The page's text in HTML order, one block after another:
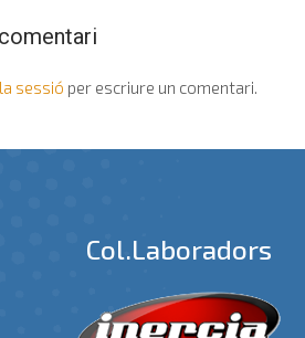
sessió per escriure un comentari.
Col.laboradors